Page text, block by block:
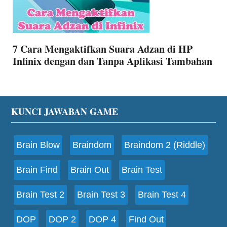
7 Cara Mengaktifkan Suara Adzan di HP
Infinix dengan dan Tanpa Aplikasi Tambahan
Footer
KUNCI JAWABAN GAME
Brain Blow Braindom Braindom 2 (Riddle)
Brain Find Brain Out Brain Test
Brain Test 2 Brain Test 3 Brain Test 4
DOP DOP 2 DOP 4 Find Out